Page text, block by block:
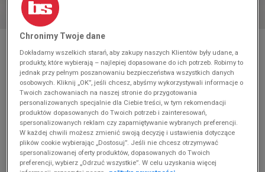
* Zdjęcie poglądowe
ADIDAS GAZELLE BOLD W
Produkt pochodzi z końcówek aktualnych kolekcji, ubiegłych
sezonów lub z ekspozycji.Szczegóły.
549,99 zł cena rekomendowana przez producenta
279,99 zł
Kolor:pomarańczowy
Chronimy Twoje dane
Dokładamy wszelkich starań, aby zakupy naszych Klientów były udane, a
produkty, które wybierają – najlepiej dopasowane do ich potrzeb. Robimy to
jednak przy pełnym poszanowaniu bezpieczeństwa wszystkich danych
osobowych. Kliknij „OK”, jeśli chcesz, abyśmy wykorzystywali informacje o
Twoich zachowaniach na naszej stronie do przygotowania
personalizowanych specjalnie dla Ciebie treści, w tym rekomendacji
produktów dopasowanych do Twoich potrzeb i zainteresowań,
spersonalizowanych reklam czy zapamiętywanie wybranych preferencji.
W każdej chwili możesz zmienić swoją decyzję i ustawienia dotyczące
plików cookie wybierając „Dostosuj”. Jeśli nie chcesz otrzymywać
spersonalizowanej oferty produktów, dopasowanych do Twoich
preferencji, wybierz „Odrzuć wszystkie”. W celu uzyskania więcej